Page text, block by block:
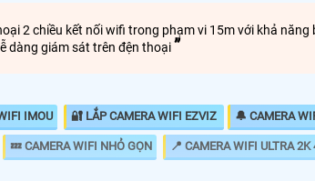
2 chiều kết nối wifi trong phạm vi 15m với khả
dàng giám sát trên đện thoại
IMOU 🔐 LẮP CAMERA WIFI EZVIZ 🔔 CAMERA
💤 CAMERA WIFI NHỎ GỌN 📍 CAMERA WIFI ULTRA 2K